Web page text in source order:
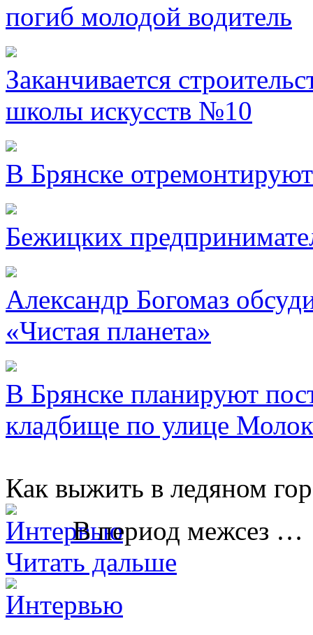
погиб молодой водитель
Заканчивается
школы искусств №10
В Брянске
Бежицких
Александр Богомаз
«Чистая планета»
В Брянске планируют
кладбище по улице
Как выжить в ледяном
В период межсез …
Читать дальше